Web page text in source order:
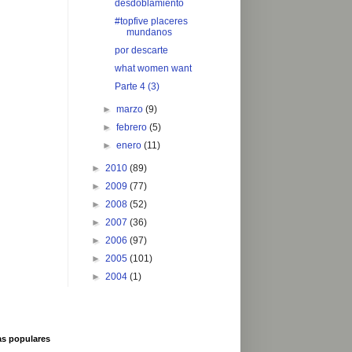
desdoblamiento
#topfive placeres
mundanos
por descarte
what women want
Parte 4 (3)
►marzo(9)
►febrero(5)
►enero(11)
► 2010 (89)
► 2009 (77)
► 2008 (52)
► 2007 (36)
► 2006 (97)
► 2005 (101)
► 2004 (1)
populares